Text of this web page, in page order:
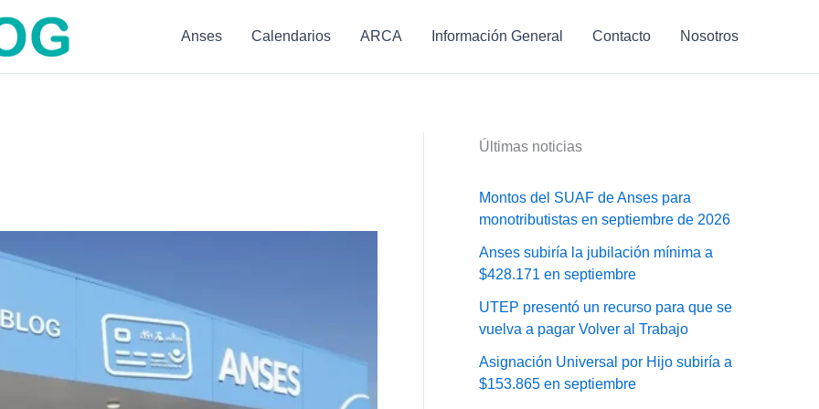
Anses Calendarios ARCA Información General Contacto Nosotros
Últimas noticias
Montos del SUAF de Anses para
monotributistas en septiembre de 2026
Anses subiría la jubilación mínima a
$428.171 en septiembre
UTEP presentó un recurso para que se
vuelva a pagar Volver al Trabajo
Asignación Universal por Hijo subiría a
$153.865 en septiembre